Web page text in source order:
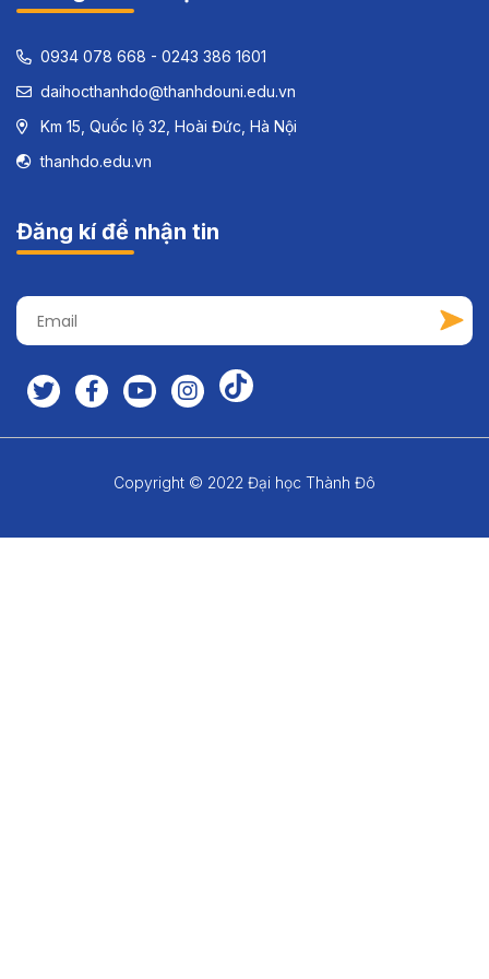
0934 078 668 - 0243 386 1601
daihocthanhdo@thanhdouni.edu.vn
Km 15, Quốc lộ 32, Hoài Đức, Hà Nội
thanhdo.edu.vn
Đăng kí để nhận tin
Copyright © 2022 Đại học Thành Đô